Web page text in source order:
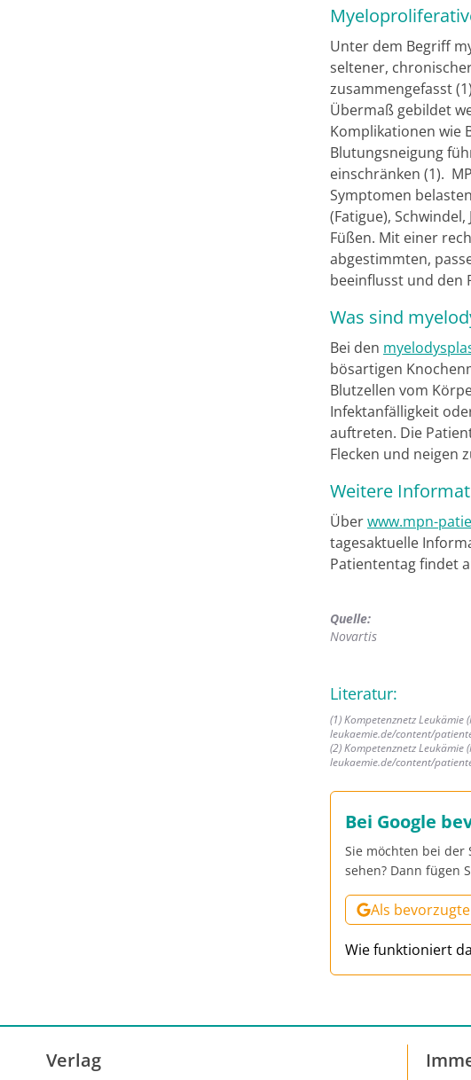
Unter dem Begriff
seltener,
zusammengefasst
Übermaß gebildet
Komplikationen wie
Blutungsneigung
einschränken (1).
Symptomen
(Fatigue),
Füßen. Mit einer
abgestimmten,
beeinflusst und den
Was sind
Bei den
bösartigen
Blutzellen vom
Infektanfälligkeit
auftreten. Die
Flecken und neigen
Weitere
Überwww.mpn-
tagesaktuelle
Patiententag findet
Quelle:
Novartis
Literatur:
(1) Kompetenznetz
leukaemie.de/content/
(2) Kompetenznetz
leukaemie.de/content/
Bei Google
Sie möchten bei der
sehen? Dann fügen
Als
Wie funktioniert
Verlag